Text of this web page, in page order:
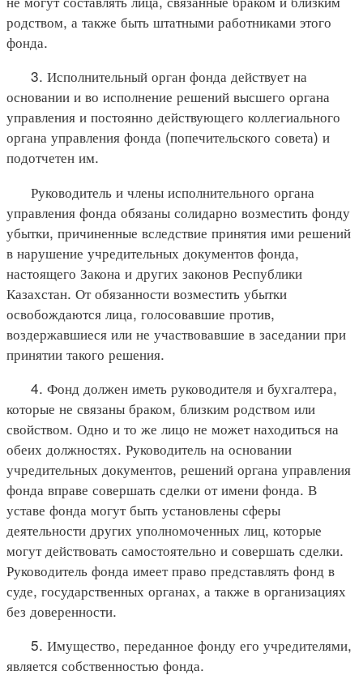
родством, а также быть штатными работниками этого
фонда.
3. Исполнительный орган фонда действует на
основании и во исполнение решений высшего органа
управления и постоянно действующего коллегиального
органа управления фонда (попечительского совета) и
подотчетен им.
Руководитель и члены исполнительного органа
управления фонда обязаны солидарно возместить фонду
убытки, причиненные вследствие принятия ими решений
в нарушение учредительных документов фонда,
настоящего Закона и других законов Республики
Казахстан. От обязанности возместить убытки
освобождаются лица, голосовавшие против,
воздержавшиеся или не участвовавшие в заседании при
принятии такого решения.
4. Фонд должен иметь руководителя и бухгалтера,
которые не связаны браком, близким родством или
свойством. Одно и то же лицо не может находиться на
обеих должностях. Руководитель на основании
учредительных документов, решений органа управления
фонда вправе совершать сделки от имени фонда. В
уставе фонда могут быть установлены сферы
деятельности других уполномоченных лиц, которые
могут действовать самостоятельно и совершать сделки.
Руководитель фонда имеет право представлять фонд в
суде, государственных органах, а также в организациях
без доверенности.
5. Имущество, переданное фонду его учредителями,
является собственностью фонда.